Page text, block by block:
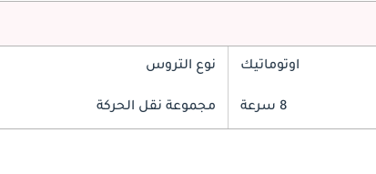
اوتوماتيك نوع التروس
8 سرعة مجموعة نقل الحركة